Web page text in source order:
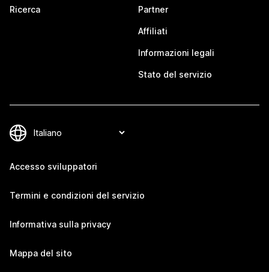
Ricerca Partner
Affiliati
Informazioni legali
Stato del servizio
Accesso sviluppatori
Termini e condizioni del servizio
Informativa sulla privacy
Mappa del sito